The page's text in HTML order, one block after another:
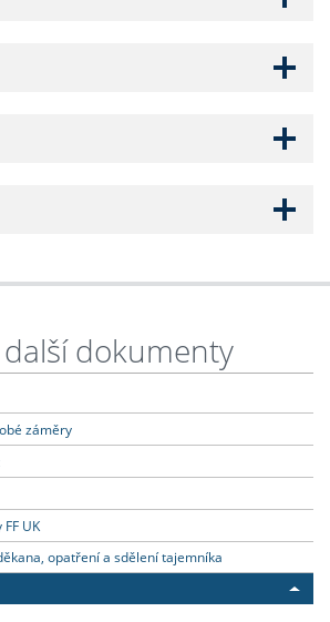
dokumenty
záměry
UK
opatření a sdělení tajemníka